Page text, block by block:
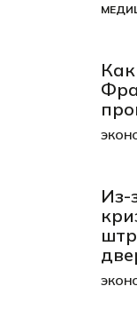
Из-